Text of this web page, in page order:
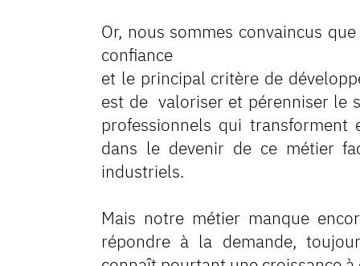
Or, nous sommes convaincus
confiance
et le principal critère de
est de valoriser et pérenniser le
professionnels qui
dans le devenir de ce métier
industriels.
Mais notre métier manque
répondre à la demande,